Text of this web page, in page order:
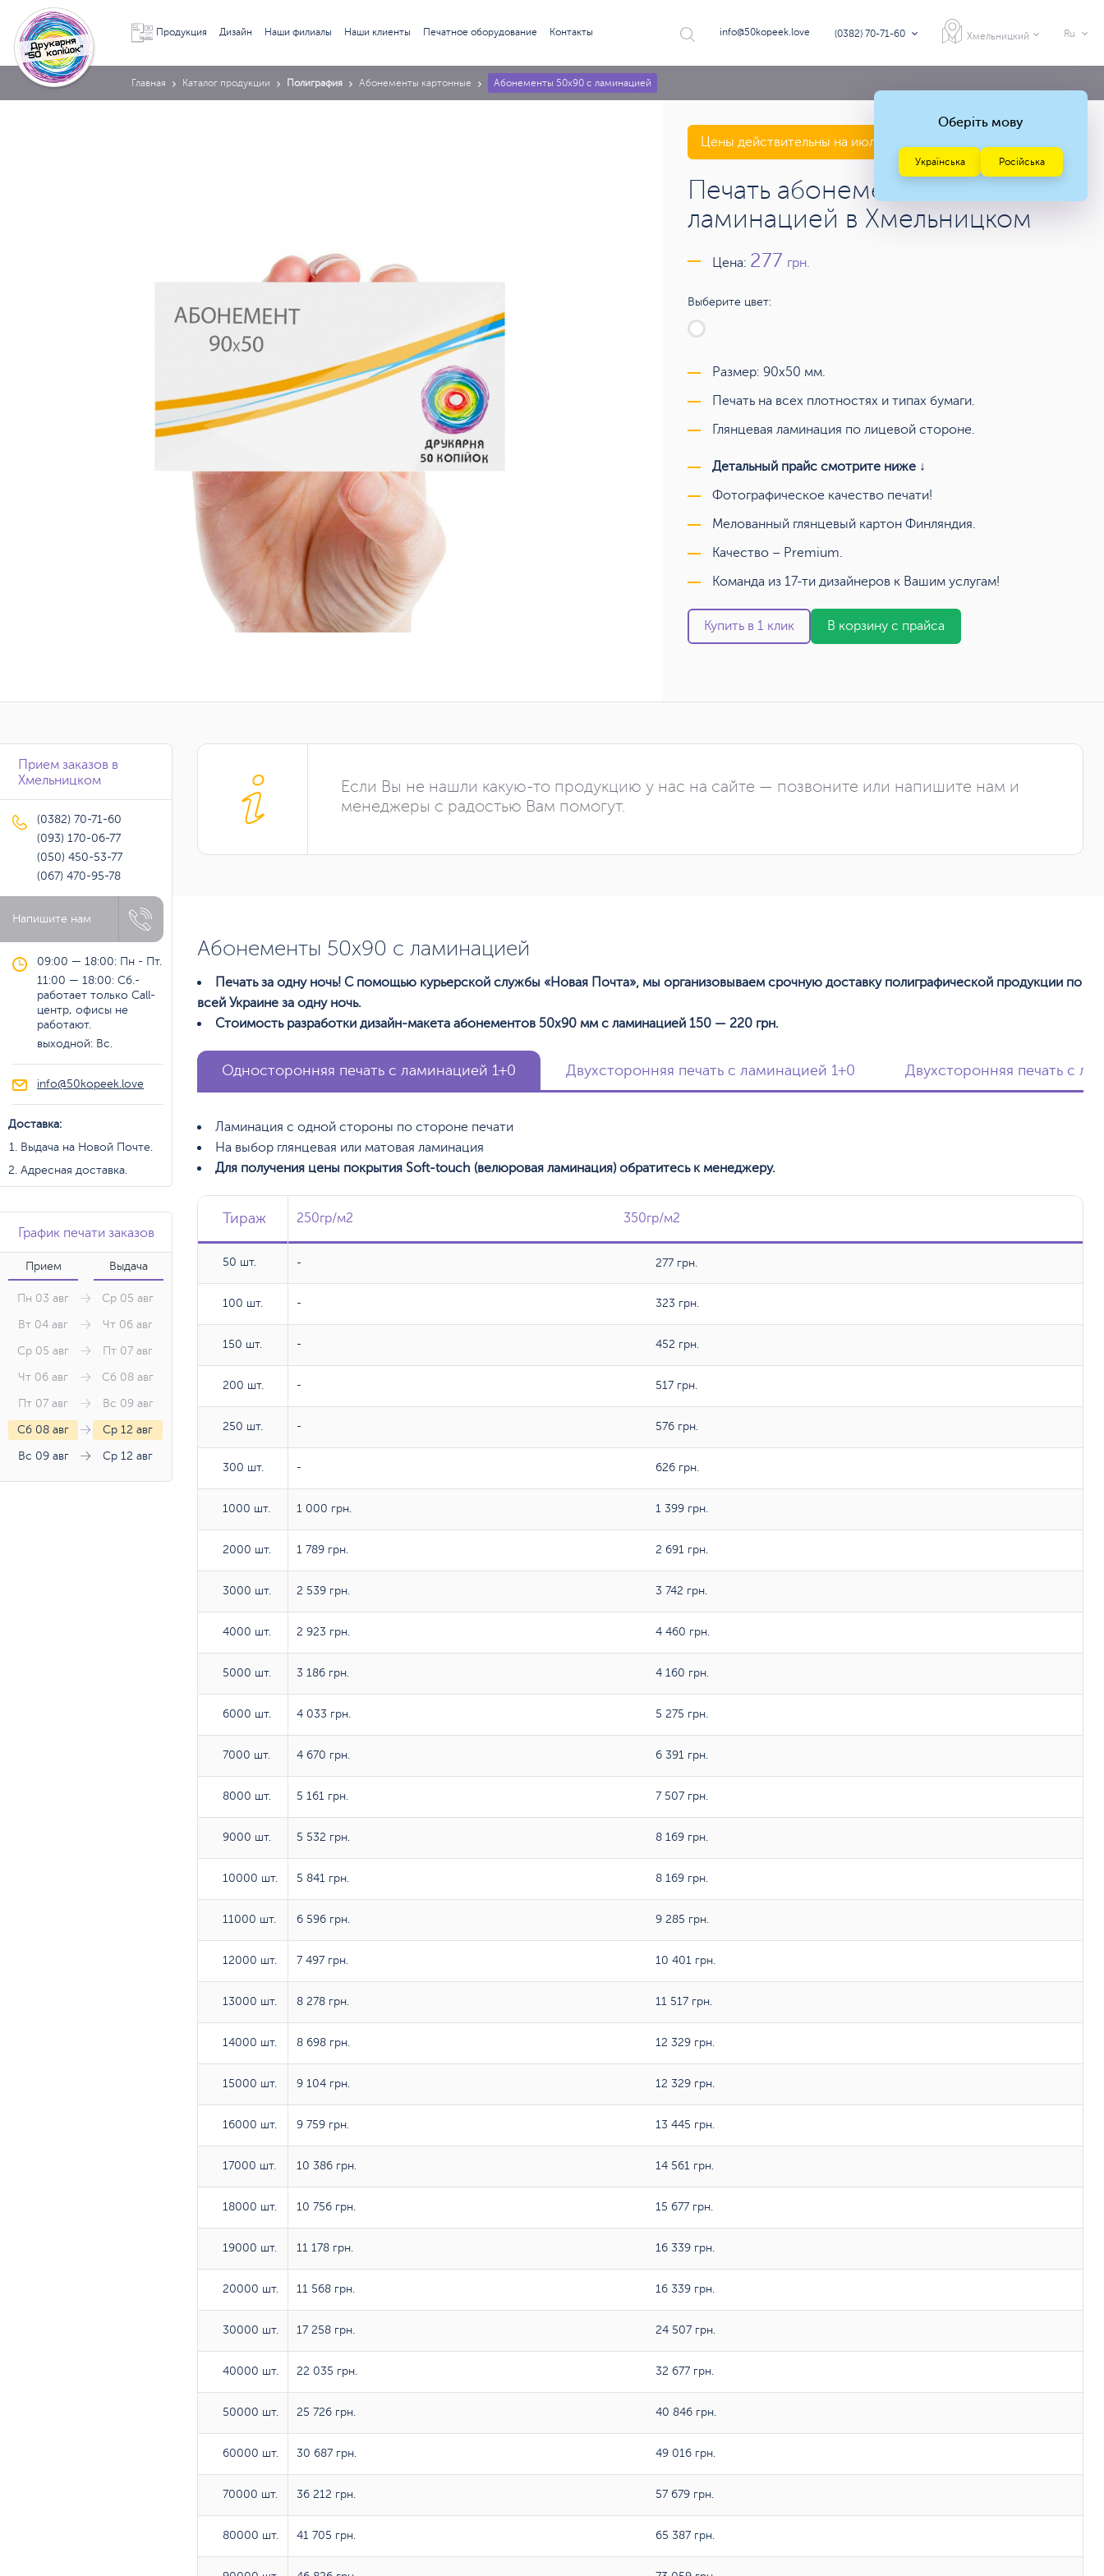
Продукция Дизайн Наши филиалы Наши клиенты Печатное оборудование Контакты info@50kopeek.love (0382) 70-71-60 Хмельницкий Ru
Главная Каталог продукции Полиграфия Абонементы картонные Абонементы 50х90 с ламинацией
Цены действительны на июль — август 2026 года
Печать абонементов 50х90 с
ламинацией в Хмельницком
Цена: 277 грн.
Выберите цвет:
Размер: 90x50 мм.
Печать на всех плотностях и типах бумаги.
Глянцевая ламинация по лицевой стороне.
Детальный прайс смотрите ниже ↓
Фотографическое качество печати!
Мелованный глянцевый картон Финляндия.
Качество – Premium.
Команда из 17-ти дизайнеров к Вашим услугам!
Купить в 1 клик В корзину с прайса
Если Вы не нашли какую-то продукцию у нас на сайте — позвоните или напишите нам и
менеджеры с радостью Вам помогут.
Абонементы 50х90 с ламинацией
Печать за одну ночь! С помощью курьерской службы «Новая Почта», мы организовываем срочную доставку полиграфической продукции по
всей Украине за одну ночь.
Стоимость разработки дизайн-макета абонементов 50х90 мм с ламинацией 150 — 220 грн.
Односторонняя печать с ламинацией 1+0 Двухсторонняя печать с ламинацией 1+0 Двухсторонняя печать с
Ламинация с одной стороны по стороне печати
На выбор глянцевая или матовая ламинация
Для получения цены покрытия Soft-touch (велюровая ламинация) обратитесь к менеджеру.
Тираж
50 шт.
100 шт.
150 шт.
200 шт.
250 шт.
300 шт.
1000 шт.
2000 шт.
3000 шт.
4000 шт.
5000 шт.
6000 шт.
7000 шт.
8000 шт.
9000 шт.
10000 шт.
11000 шт.
12000 шт.
13000 шт.
14000 шт.
15000 шт.
16000 шт.
17000 шт.
18000 шт.
19000 шт.
20000 шт.
30000 шт.
40000 шт.
50000 шт.
60000 шт.
70000 шт.
80000 шт.
Тираж 250гр/м2 350гр/м2
Тираж 250гр/м2 350гр/м2
50 шт. - 277 грн.
100 шт. - 323 грн.
150 шт. - 452 грн.
200 шт. - 517 грн.
250 шт. - 576 грн.
300 шт. - 626 грн.
1000 шт. 1 000 грн. 1 399 грн.
2000 шт. 1 789 грн. 2 691 грн.
3000 шт. 2 539 грн. 3 742 грн.
4000 шт. 2 923 грн. 4 460 грн.
5000 шт. 3 186 грн. 4 160 грн.
6000 шт. 4 033 грн. 5 275 грн.
7000 шт. 4 670 грн. 6 391 грн.
8000 шт. 5 161 грн. 7 507 грн.
9000 шт. 5 532 грн. 8 169 грн.
10000 шт. 5 841 грн. 8 169 грн.
11000 шт. 6 596 грн. 9 285 грн.
12000 шт. 7 497 грн. 10 401 грн.
13000 шт. 8 278 грн. 11 517 грн.
14000 шт. 8 698 грн. 12 329 грн.
15000 шт. 9 104 грн. 12 329 грн.
16000 шт. 9 759 грн. 13 445 грн.
17000 шт. 10 386 грн. 14 561 грн.
18000 шт. 10 756 грн. 15 677 грн.
19000 шт. 11 178 грн. 16 339 грн.
20000 шт. 11 568 грн. 16 339 грн.
30000 шт. 17 258 грн. 24 507 грн.
40000 шт. 22 035 грн. 32 677 грн.
50000 шт. 25 726 грн. 40 846 грн.
60000 шт. 30 687 грн. 49 016 грн.
70000 шт. 36 212 грн. 57 679 грн.
80000 шт. 41 705 грн. 65 387 грн.
Прием заказов в
Хмельницком
(0382) 70-71-60
(093) 170-06-77
(050) 450-53-77
(067) 470-95-78
Напишите нам
09:00 — 18:00: Пн - Пт.
11:00 — 18:00: Сб.-
работает только Call-
центр, офисы не
работают.
выходной: Вс.
info@50kopeek.love
Доставка:
Выдача на Новой Почте.
Адресная доставка.
График печати заказов
Прием Выдача
Пн 03 авг Ср 05 авг
Вт 04 авг Чт 06 авг
Ср 05 авг Пт 07 авг
Чт 06 авг Сб 08 авг
Пт 07 авг Вс 09 авг
Сб 08 авг Ср 12 авг
Вс 09 авг Ср 12 авг
Оберіть мову
Українська Російська